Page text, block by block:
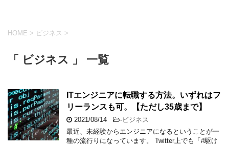
HOME > ビジネス >
「 ビジネス 」 一覧
ITエンジニアに転職する方法。いずれはフ
リーランスも可。【ただし35歳まで】
2021/08/14 -ビジネス
最近、未経験からエンジニアになるということが一
種の流行りになっています。 Twitter上でも「#駆け